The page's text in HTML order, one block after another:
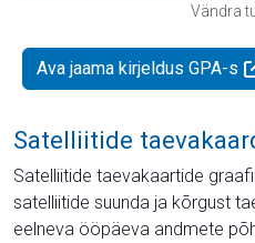
Vändra
Ava jaama kirjeldus GPA-s
Satelliitide
Satelliitide taevakaartide
satelliitide suunda ja kõrgust
eelneva ööpäeva andmete